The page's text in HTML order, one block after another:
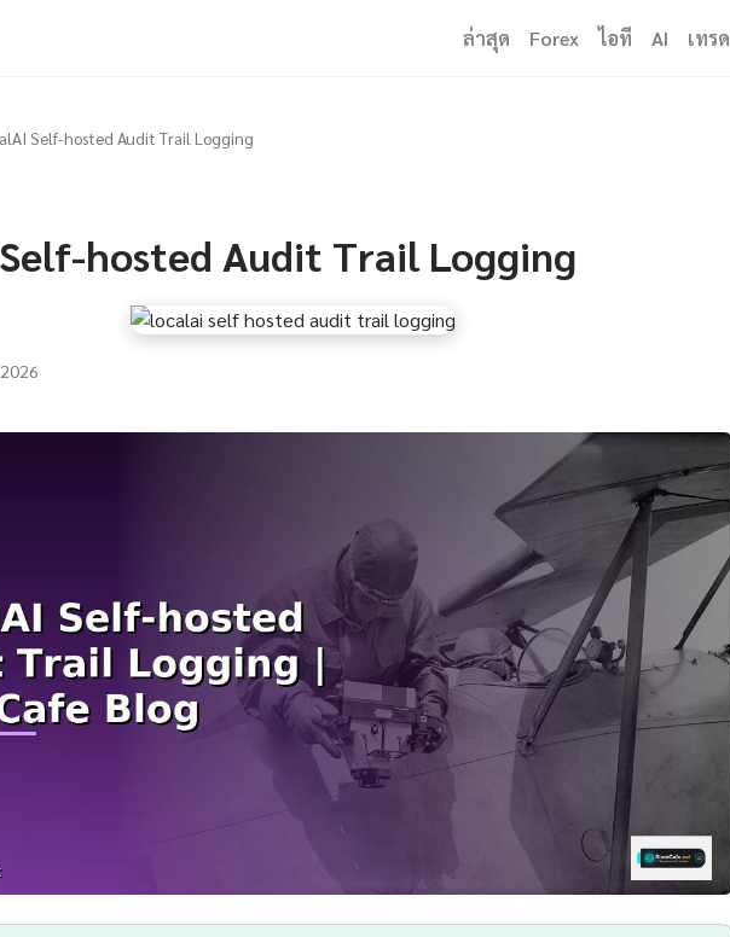
ล่าสุด Forex ไอที AI เทรด
Self-hosted Audit Trail Logging
hosted Audit Trail Logging